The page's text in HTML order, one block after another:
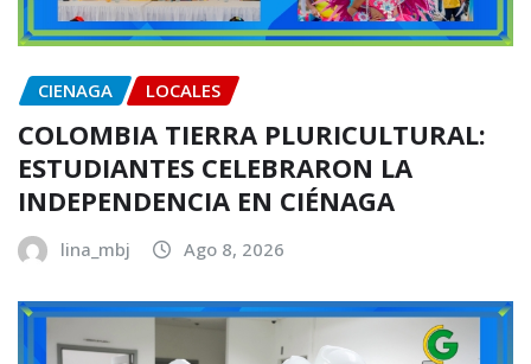
CIENAGA LOCALES
COLOMBIA TIERRA PLURICULTURAL:
ESTUDIANTES CELEBRARON LA
INDEPENDENCIA EN CIÉNAGA
lina_mbj Ago 8, 2026